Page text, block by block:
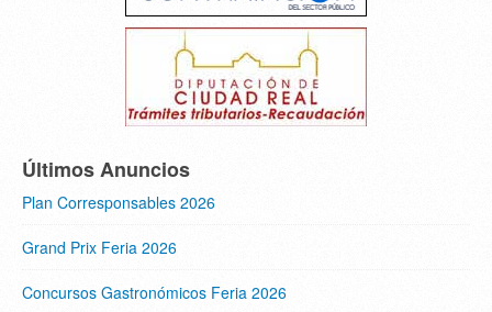
Últimos Anuncios
Plan Corresponsables 2026
Grand Prix Feria 2026
Concursos Gastronómicos Feria 2026